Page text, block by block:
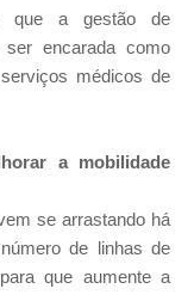
que a gestão de
ser encarada como
médicos de
a mobilidade
se arrastando há
de linhas de
que aumente a